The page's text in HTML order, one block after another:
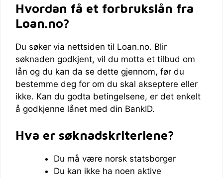
Hvordan få et forbrukslån fra
Loan.no?
Du søker via nettsiden til Loan.no. Blir
søknaden godkjent, vil du motta et tilbud om
lån og du kan da se dette gjennom, før du
bestemme deg for om du skal akseptere eller
ikke. Kan du godta betingelsene, er det enkelt
å godkjenne lånet med din BankID.
Hva er søknadskriteriene?
Du må være norsk statsborger
Du kan ikke ha noen aktive